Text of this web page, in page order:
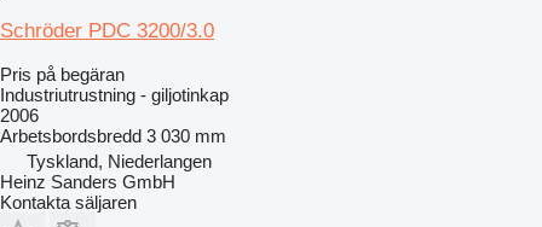
Schröder PDC 3200/3.0
Pris på begäran
Industriutrustning - giljotinkap
2006
Arbetsbordsbredd 3 030 mm
Tyskland, Niederlangen
Heinz Sanders GmbH
Kontakta säljaren